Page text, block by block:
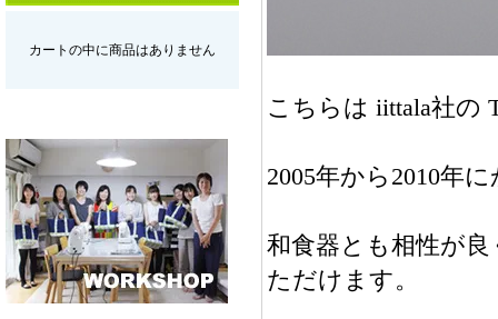
カートの中に商品はありません
こちらは iittala社の
2005年から2010年
和食器とも相性が
ただけます。